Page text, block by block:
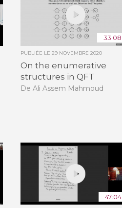
33:08
PUBLIÉE LE 29 NOVEMBRE 2020
On the enumerative
structures in QFT
De Ali Assem Mahmoud
47:04